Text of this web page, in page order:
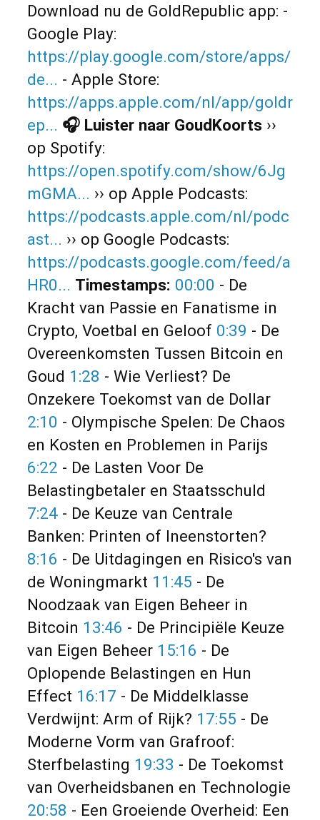
Download nu de GoldRepublic app: -
Google Play:
https://play.google.com/store/apps/
de... - Apple Store:
https://apps.apple.com/nl/app/goldr
ep... 🎧 Luister naar GoudKoorts ››
op Spotify:
https://open.spotify.com/show/6Jg
mGMA... ›› op Apple Podcasts:
https://podcasts.apple.com/nl/podc
ast... ›› op Google Podcasts:
https://podcasts.google.com/feed/a
HR0... Timestamps: 00:00 - De
Kracht van Passie en Fanatisme in
Crypto, Voetbal en Geloof 0:39 - De
Overeenkomsten Tussen Bitcoin en
Goud 1:28 - Wie Verliest? De
Onzekere Toekomst van de Dollar
2:10 - Olympische Spelen: De Chaos
en Kosten en Problemen in Parijs
6:22 - De Lasten Voor De
Belastingbetaler en Staatsschuld
7:24 - De Keuze van Centrale
Banken: Printen of Ineenstorten?
8:16 - De Uitdagingen en Risico's van
de Woningmarkt 11:45 - De
Noodzaak van Eigen Beheer in
Bitcoin 13:46 - De Principiële Keuze
van Eigen Beheer 15:16 - De
Oplopende Belastingen en Hun
Effect 16:17 - De Middelklasse
Verdwijnt: Arm of Rijk? 17:55 - De
Moderne Vorm van Grafroof:
Sterfbelasting 19:33 - De Toekomst
van Overheidsbanen en Technologie
20:58 - Een Groeiende Overheid: Een